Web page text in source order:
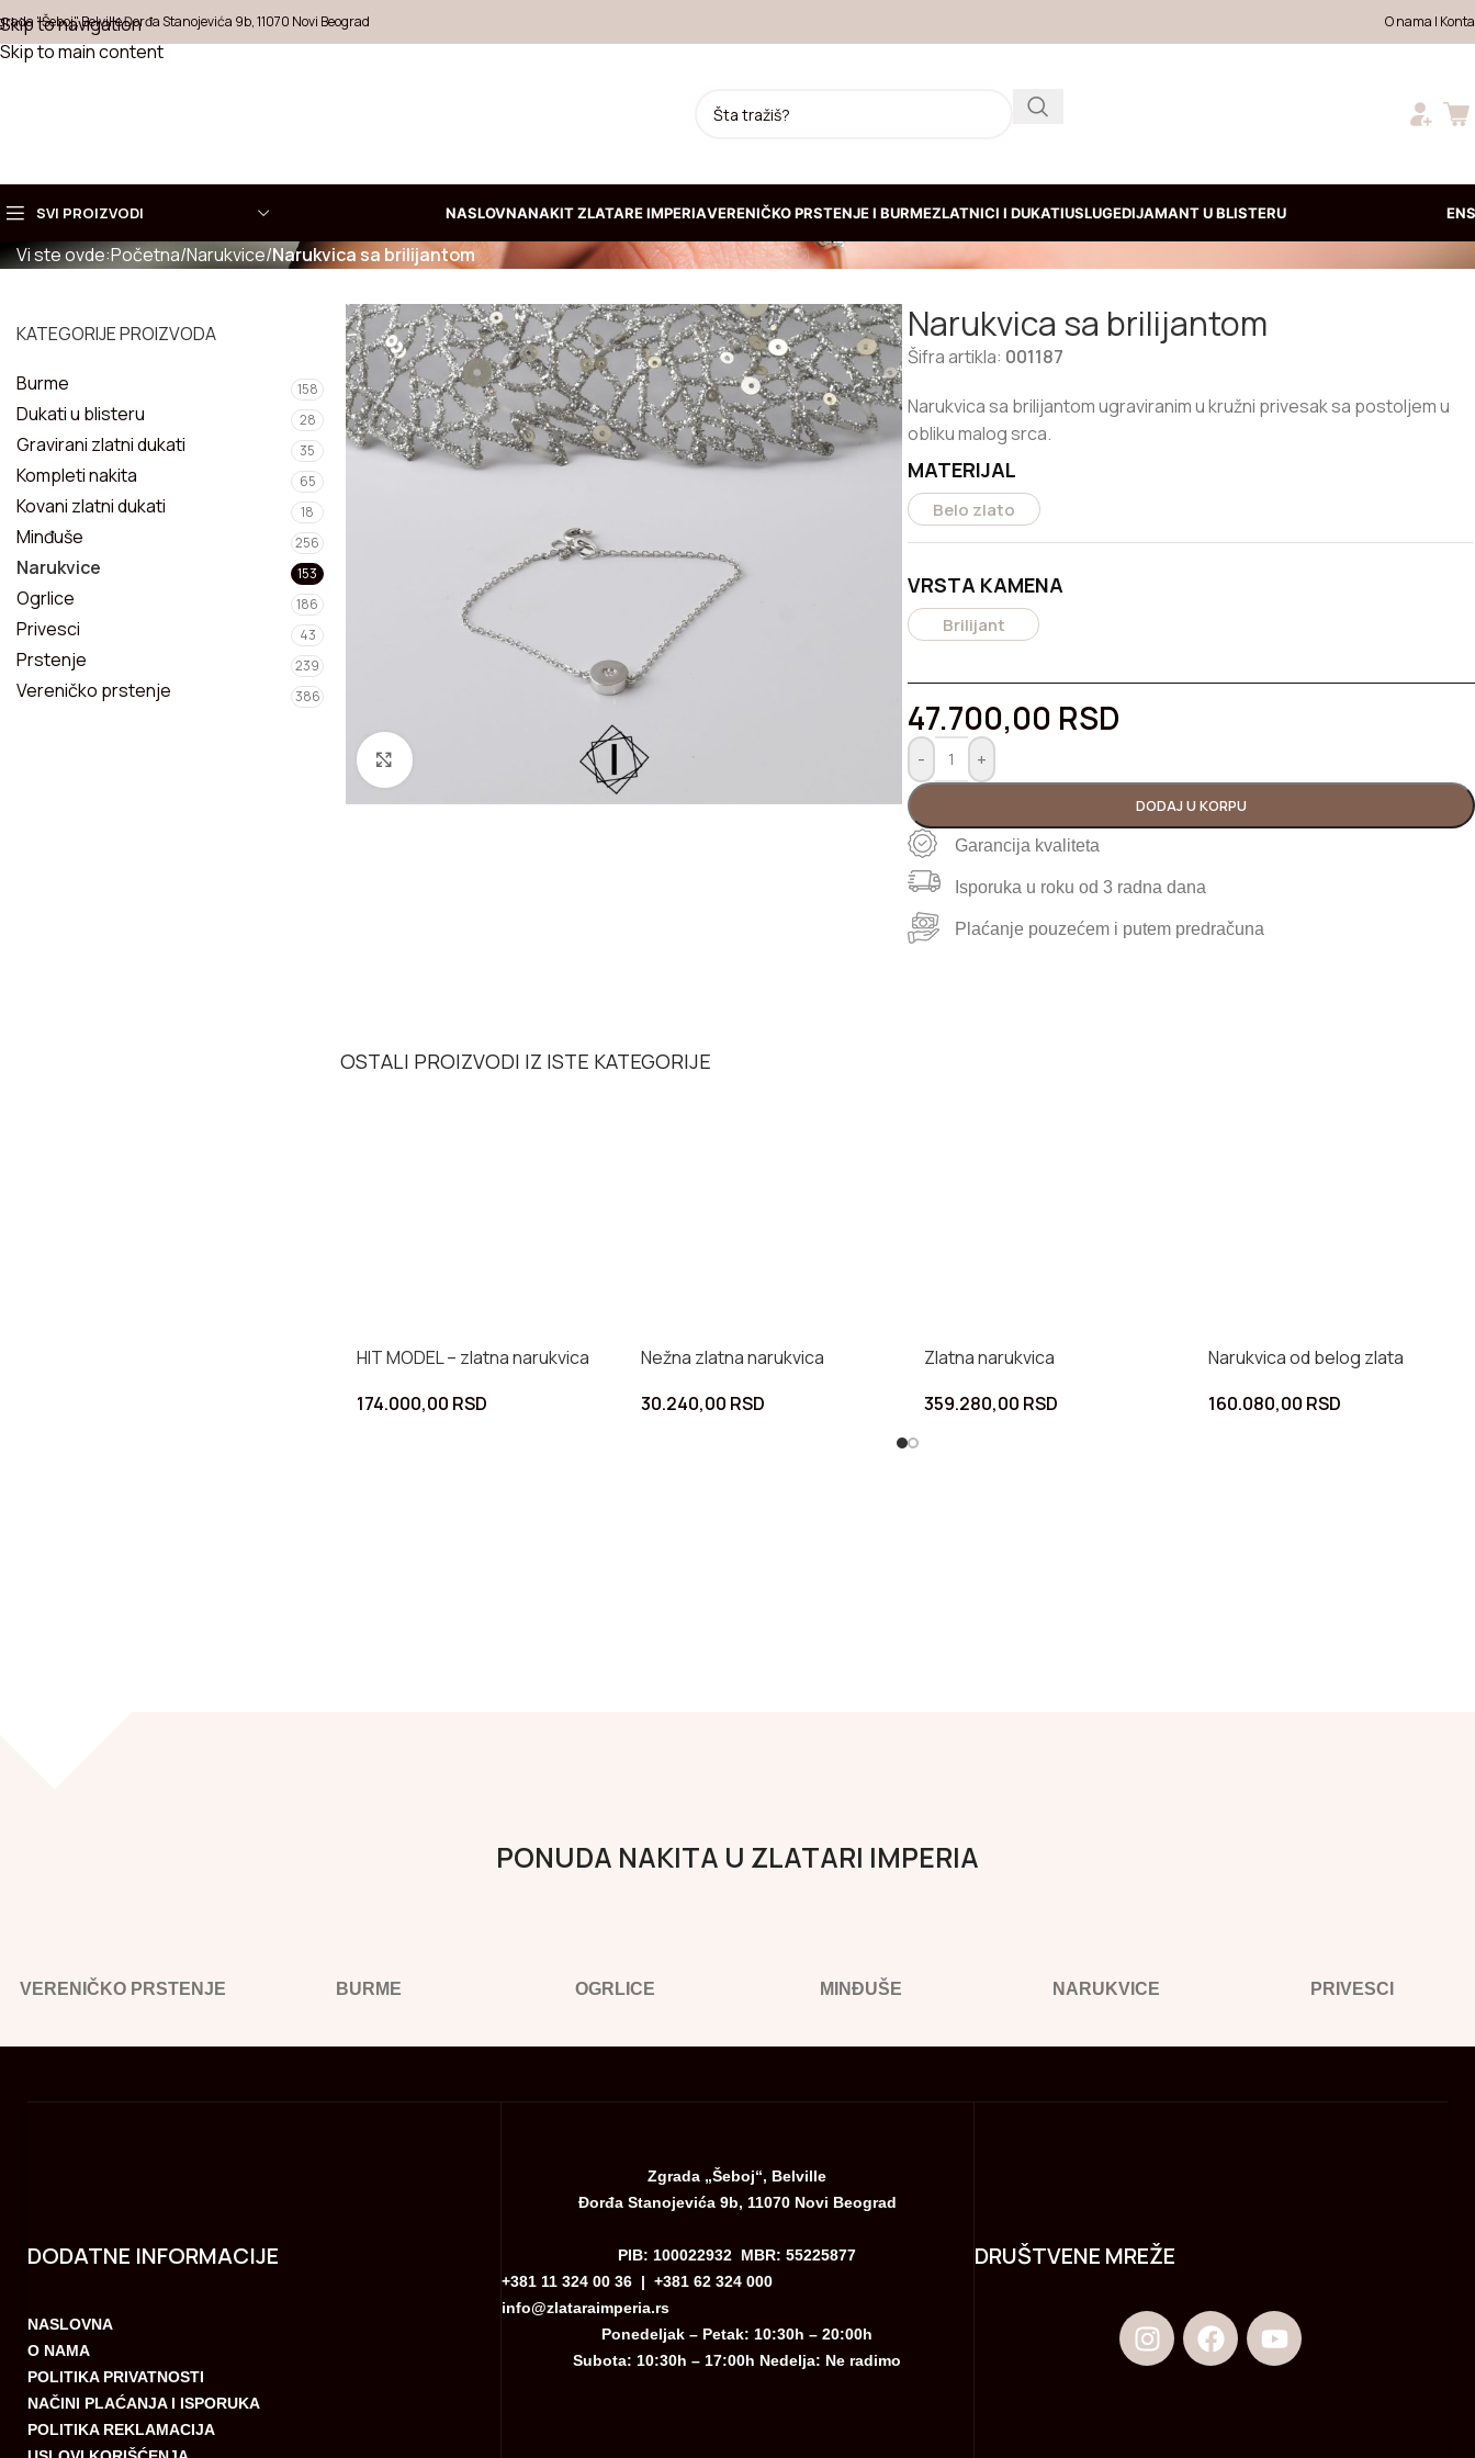
Skip to navigation
Skip to main content
"Šeboj", Belville Đorđa Stanojevića 9b, 11070 Novi Beograd O nama |
SVI PROIZVODI
Ogrlice
Prstenje
Minđuše
Privesci
Narukvice
Kompleti nakita
KOLEKCIJA
Prepoznatljiva kruta
narukvica od žutog zlata
192.300,00
RSD
Kruta narukvica od belog
zlata
Kruta klin narukvica od zlata
NASLOVNANAKIT ZLATARE IMPERIAVERENIČKO PRSTENJE I BURMEZLATNICI I DUKATIUSLUGEDIJAMANT U BLISTERU EN
NARUKVICA SA BRILIJANTOM
Vi ste ovde:Početna/Narukvice/Narukvica sa brilijantom
KATEGORIJE PROIZVODA
Burme 158
Dukati u blisteru 28
Gravirani zlatni dukati 35
Kompleti nakita 65
Kovani zlatni dukati 18
Minđuše 256
Narukvice 153
Ogrlice 186
Privesci 43
Prstenje 239
Vereničko prstenje 386
Zumiraj sliku
Narukvica sa brilijantom
Šifra artikla: 001187
Narukvica sa brilijantom ugraviranim u kružni privesak sa postoljem u
obliku malog srca.
MATERIJAL
Belo zlato
VRSTA KAMENA
Brilijant
47.700,00 RSD
- +
DODAJ U KORPU
Garancija kvaliteta
Isporuka u roku od 3 radna dana
Plaćanje pouzećem i putem predračuna
OSTALI PROIZVODI IZ ISTE KATEGORIJE
HIT MODEL – zlatna narukvica
174.000,00 RSD
Nežna zlatna narukvica
30.240,00 RSD
Zlatna narukvica
359.280,00 RSD
Narukvica od belog zlata
160.080,00 RSD
PONUDA NAKITA U ZLATARI IMPERIA
VERENIČKO PRSTENJE BURME OGRLICE MINĐUŠE NARUKVICE PRIVESCI
DODATNE INFORMACIJE
NASLOVNA
O NAMA
POLITIKA PRIVATNOSTI
NAČINI PLAĆANJA I ISPORUKA
POLITIKA REKLAMACIJA
Zgrada „Šeboj“, Belville
Đorđa Stanojevića 9b, 11070 Novi Beograd
PIB: 100022932 MBR: 55225877
+381 11 324 00 36 |+381 62 324 000
info@zlataraimperia.rs
Ponedeljak – Petak: 10:30h – 20:00h
Subota: 10:30h – 17:00h Nedelja: Ne radimo
DRUŠTVENE MREŽE